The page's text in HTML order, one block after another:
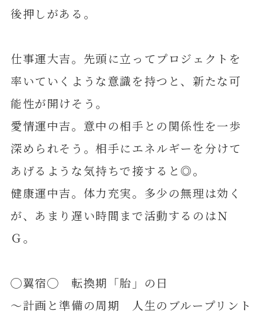
後押しがある。
仕事運大吉。先頭に立ってプロジェクトを
率いていくような意識を持つと、新たな可
能性が開けそう。
愛情運中吉。意中の相手との関係性を一歩
深められそう。相手にエネルギーを分けて
あげるような気持ちで接すると◎。
健康運中吉。体力充実。多少の無理は効く
が、あまり遅い時間まで活動するのはＮ
Ｇ。
◯翼宿◯ 転換期「胎」の日
～計画と準備の周期 人生のブループリント